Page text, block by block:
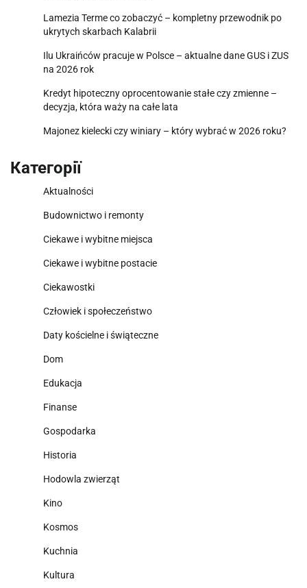
Lamezia Terme co zobaczyć – kompletny przewodnik po
ukrytych skarbach Kalabrii
Ilu Ukraińców pracuje w Polsce – aktualne dane GUS i ZUS
na 2026 rok
Kredyt hipoteczny oprocentowanie stałe czy zmienne –
decyzja, która waży na całe lata
Majonez kielecki czy winiary – który wybrać w 2026 roku?
Категорії
Aktualności
Budownictwo i remonty
Ciekawe i wybitne miejsca
Ciekawe i wybitne postacie
Ciekawostki
Człowiek i społeczeństwo
Daty kościelne i świąteczne
Dom
Edukacja
Finanse
Gospodarka
Historia
Hodowla zwierząt
Kino
Kosmos
Kuchnia
Kultura